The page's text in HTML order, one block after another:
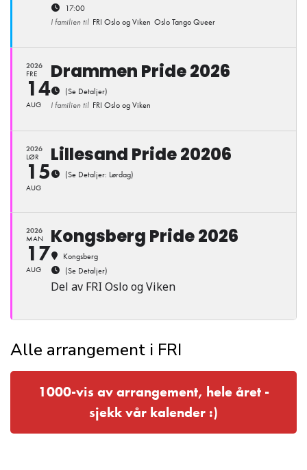
17:00
I familien til FRI Oslo og Viken Oslo Tango Queer
2026
FRE
14
AUG
Drammen Pride 2026
(Se Detaljer)
I familien til FRI Oslo og Viken
2026
LØR
15
AUG
Lillesand Pride 20206
(Se Detaljer: Lørdag)
2026
MAN
17
AUG
Kongsberg Pride 2026
Kongsberg
(Se Detaljer)
Del av FRI Oslo og Viken
Alle arrangement i FRI
1000-vis av arrangement, hele året -
sjekk vår kalender :)